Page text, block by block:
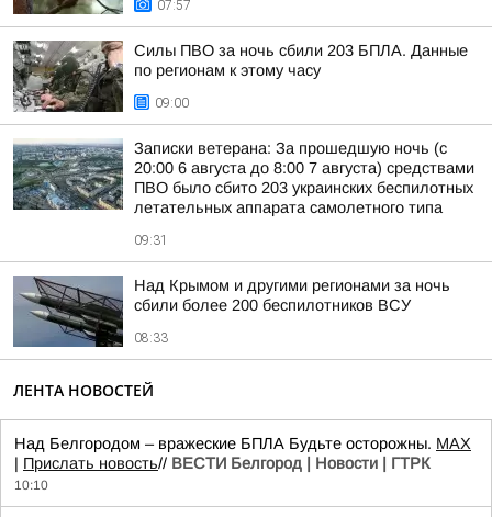
07:57
Силы ПВО за ночь сбили 203 БПЛА. Данные
по регионам к этому часу
09:00
Записки ветерана: За прошедшую ночь (с
20:00 6 августа до 8:00 7 августа) средствами
ПВО было сбито 203 украинских беспилотных
летательных аппарата самолетного типа
09:31
Над Крымом и другими регионами за ночь
сбили более 200 беспилотников ВСУ
08:33
ЛЕНТА НОВОСТЕЙ
Над Белгородом – вражеские БПЛА Будьте осторожны. МАХ
| Прислать новость// ВЕСТИ Белгород | Новости | ГТРК
10:10